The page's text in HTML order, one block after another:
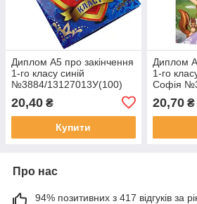
Диплом А5 про закінчення
1-го класу синій
№3884/13127013У(100)
20,40 ₴
Купити
Диплом
1-го
Софія
20,70₴
Про нас
94% позитивних з 417 відгуків за